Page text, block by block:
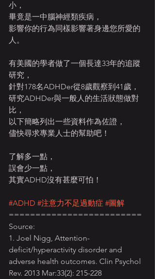
小，
畢竟是一中腦神經類疾病，
影響你的行為同樣影響著身邊您所愛的
人。
有美國的學者做了一個長達33年的追蹤
研究，
針對178名ADHDer從8歲觀察到41歲，
研究ADHDer與一般人的生活狀態做對
比，
以下簡略列出一些資料作為佐證，
儘快尋求專業人士的幫助吧！
了解多一點，
誤會少一點，
其實ADHD沒有甚麼可怕！
#ADHD #注意力不足過動症 #圖解
=========================
Source:
1. Joel Nigg, Attention-
deficit/hyperactivity disorder and
adverse health outcomes. Clin Psychol
Rev. 2013 Mar:33(2): 215-228